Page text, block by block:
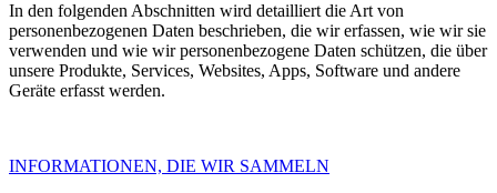
In den folgenden Abschnitten wird detailliert die Art von
personenbezogenen Daten beschrieben, die wir erfassen, wie wir sie
verwenden und wie wir personenbezogene Daten schützen, die über
unsere Produkte, Services, Websites, Apps, Software und andere
Geräte erfasst werden.
INFORMATIONEN, DIE WIR SAMMELN